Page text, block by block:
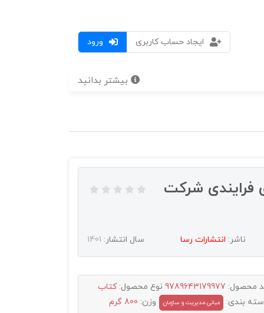
ورود ایجاد حساب کاربری
بیشتر بدانید
فرایندی شرکت
ناشر: انتشارات رسا سال انتشار: 1401
محصول: 9789643179977 نوع محصول:کتاب
بندی:
مبانی مدیریت و سازمان وزن: 800 گرم